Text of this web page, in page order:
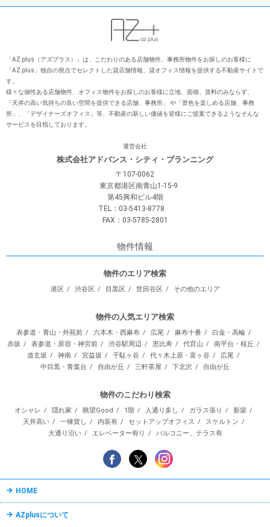
「AZ plus（アズプラス）」は、こだわりのある店舗物件、事務所物件をお探しのお客様に
「AZ plus」独⾃の視点でセレクトした貸店舗情報、貸オフィス情報を提供する不動産サイトで
す。
様々な個性ある店舗物件、オフィス物件をお探しのお客様に⽴地、⾯積、賃料のみならず、
「天井の⾼い気持ちの良い空間を提供できる店舗、事務所」 や「景⾊を楽しめる店舗、事務
所」、「デザイナーズオフィス」等、不動産の新しい価値を皆様にご提案できるようなそんな
サービスを⽬指しております。
運営会社
株式会社アドバンス・シティ・プランニング
〒107-0062
東京都港区南青山1-15-9
第45興和ビル4階
TEL：03-5413-8778
FAX：03-5785-2801
物件情報
物件のエリア検索
港区 渋谷区 目黒区 世田谷区 その他のエリア
物件の人気エリア検索
表参道・青山・外苑前 六本木・西麻布 広尾 麻布十番
白金・高輪
赤坂
表参道・原宿・神宮前 渋谷駅周辺 恵比寿 代官山
南平台・桜丘
道玄坂
神南 宮益坂 千駄ヶ谷 代々木上原・富ヶ谷
広尾
中目黒・青葉台
自由が丘 三軒茶屋 下北沢 自由が丘
物件のこだわり検索
オシャレ 隠れ家 眺望Good 1階 人通り多し ガラス張り
新築
天井高い
一棟貨し 内装有 セットアップオフィス
スケルトン
大通り沿い
エレベーター有り バルコニー、テラス有
HOME
AZplusについて